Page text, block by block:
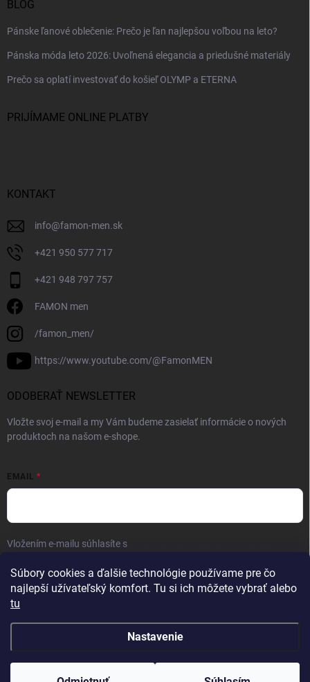
Súbory cookies a ďalšie technológie používame pre čo
najlepší užívateľský komfort. Tu si ich môžete vybrať alebo
tu
Nastavenie
BLOG
Pánske ľanové oblečenie: Prečo je ľan najlepšou voľbou na leto?
Pánska móda leto 2026: Uvoľnená elegancia a priedušné materiály
Prečo sa oplatí investovať do košieľ OLYMP a ETERNA
PRIJÍMAME ONLINE PLATBY
KONTAKT
info@famon-men.sk
+421 950 577 717
+421 948 797 757
FAMON men
/famon_men/
https://www.youtube.com/@FamonMEN
ODOBERAŤ NEWSLETTER
Vložte svoj e-mail a my Vám budeme zasielať informácie o nových
produktoch na našom e-shope.
EMAIL
Vložením e-mailu súhlasíte s
Prihlásiť sa
Copyright 2026 . Všetky práva vyhradené.